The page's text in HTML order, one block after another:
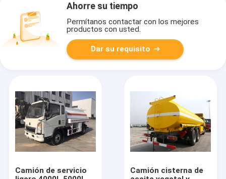
Ahorre su tiempo
Permítanos contactar con los mejores
productos con usted.
Dar su requisito
Camión de servicio
Camión cisterna de